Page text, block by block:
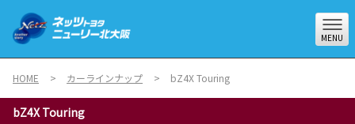
MENU
HOME カーラインナップ bZ4X Touring
bZ4X Touring